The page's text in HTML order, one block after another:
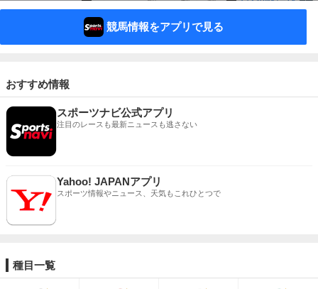
競馬情報をアプリで見る
おすすめ情報
スポーツナビ公式アプリ
注目のレースも最新ニュースも逃さない
Yahoo! JAPANアプリ
スポーツ情報やニュース、天気もこれひとつで
種目一覧